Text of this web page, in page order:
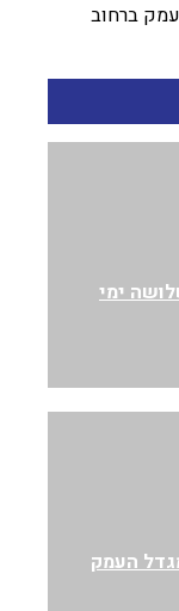
ברחוב
ימי
העמק